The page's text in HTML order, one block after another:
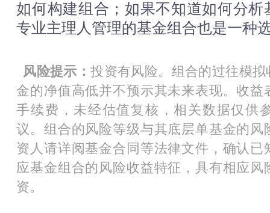
如何构建组合；如果不知道如何分析
专业主理人管理的基金组合也是一种
风险提示：投资有风险。组合的过往模
金的净值高低并不预示其未来表现。收益
手续费，未经估值复核，相关数据仅供
议。组合的风险等级与其底层单基金的风
资人请详阅基金合同等法律文件，确认已
应基金组合的风险收益特征，具有相应风
资。